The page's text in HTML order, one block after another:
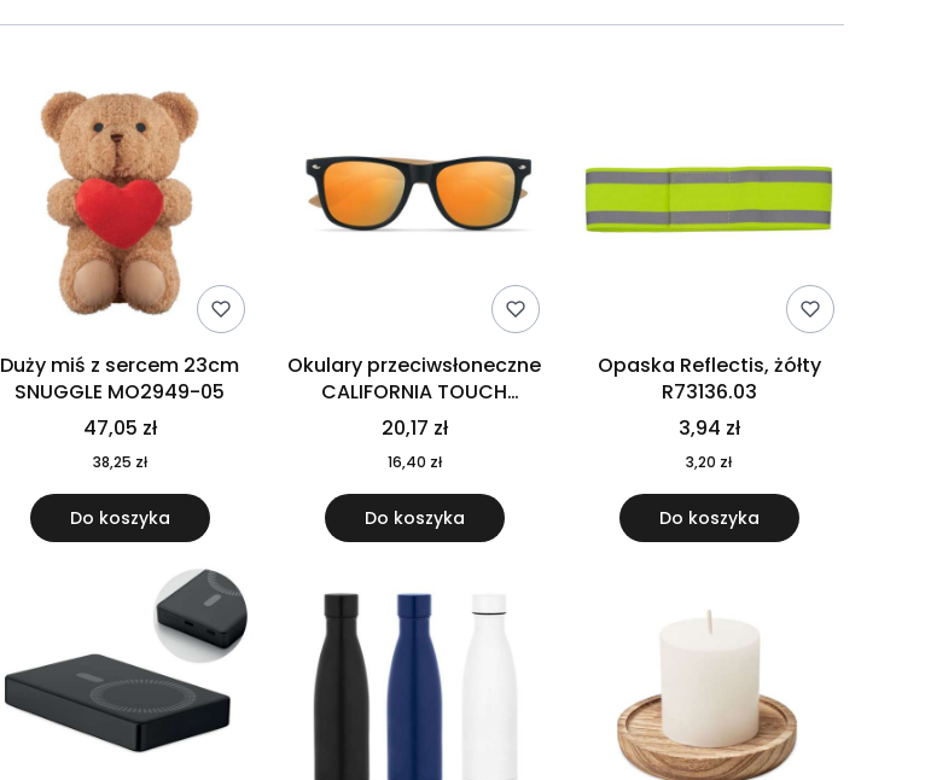
Duży miś z sercem 23cm
SNUGGLE MO2949-05
47,05 zł
38,25 zł
Do koszyka
Okulary przeciwsłoneczne
CALIFORNIA TOUCH
MO9617-10
20,17 zł
16,40 zł
Do koszyka
Opaska Reflectis, żółty
R73136.03
3,94 zł
3,20 zł
Do koszyka